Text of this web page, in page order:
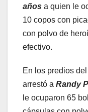
años a quien le
10 copos con
con polvo de
efectivo.
En los predios
arrestó a Randy
le ocuparon 65